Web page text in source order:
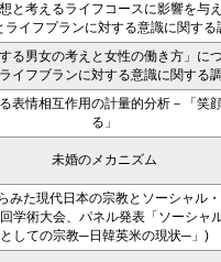
と考えるライフコースに影響を与
ライフプランに対する意識に関する
する男女の考えと女性の働き方」に
イフブランに対する意識に関する
表情相互作用の計量的分析－「笑
る」
未婚のメカニズム
みた現代日本の宗教とソーシャル
学術大会、パネル発表「ソーシャ
としての宗教─日韓英米の現状─」)